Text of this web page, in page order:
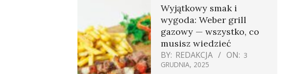
Wyjątkowy smak i
wygoda: Weber grill
gazowy — wszystko, co
musisz wiedzieć
BY: REDAKCJA ON: 3
GRUDNIA, 2025